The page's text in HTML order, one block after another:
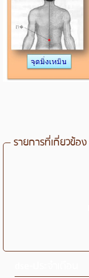
รายการที่เกี่ยวข้อง